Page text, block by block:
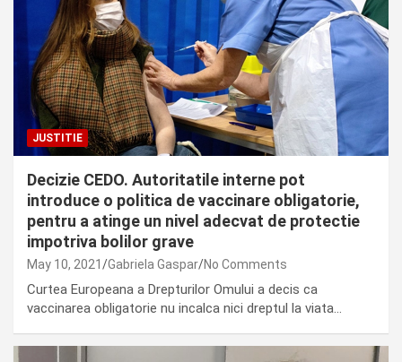
JUSTITIE
Decizie CEDO. Autoritatile interne pot
introduce o politica de vaccinare obligatorie,
pentru a atinge un nivel adecvat de protectie
impotriva bolilor grave
May 10, 2021 Gabriela Gaspar No Comments
Curtea Europeana a Drepturilor Omului a decis ca
vaccinarea obligatorie nu incalca nici dreptul la viata…